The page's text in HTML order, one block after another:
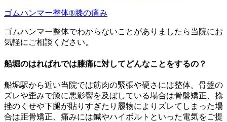
ゴムハンマー整体®️膝の痛み
ゴムハンマー整体でわからないことがありましたら当院にお
気軽にご相談ください。
船堀のはればれでは膝痛に対してどんなことをするの？
船堀駅から近い当院では筋肉の緊張や硬さには整体。骨盤の
ズレや歪みで膝に悪影響を及ぼしている場合は骨盤矯正、捻
挫のくせや下腿が貼りすぎたり履物によりズレてしまった場
合は距骨矯正、痛みには鍼やハイボルトといった電気をご提